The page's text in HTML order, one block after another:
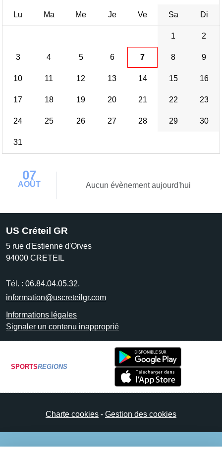
Lu Ma Me Je Ve Sa Di
1 2
3 4 5 6 7 8 9
10 11 12 13 14 15 16
17 18 19 20 21 22 23
24 25 26 27 28 29 30
31
07
AOÛT Aucun évènement aujourd'hui
US Créteil GR
5 rue d'Estienne d'Orves
94000 CRETEIL
Tél. : 06.84.04.05.32.
information@uscreteilgr.com
Informations légales
Signaler un contenu inapproprié
SPORTSREGIONS
Charte cookies Gestion des cookies